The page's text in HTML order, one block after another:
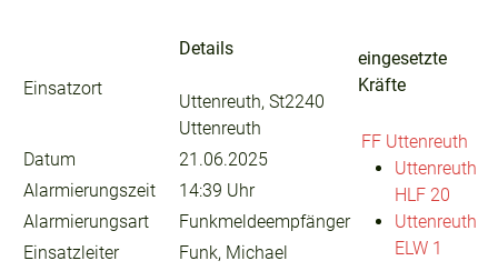
Einsatzort
Details
Uttenreuth, St2240
Uttenreuth
Datum
21.06.2025
Alarmierungszeit
14:39 Uhr
Alarmierungsart
Funkmeldeempfänger
Einsatzleiter
Funk, Michael
eingesetzte
Kräfte
FF Uttenreuth
Uttenreuth
HLF 20
Uttenreuth
ELW 1